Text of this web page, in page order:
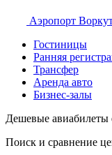
Аэропорт
Гостиницы
Ранняя
Трансфер
Аренда авто
Бизнес-залы
Дешевые авиабилеты
Поиск и сравнение